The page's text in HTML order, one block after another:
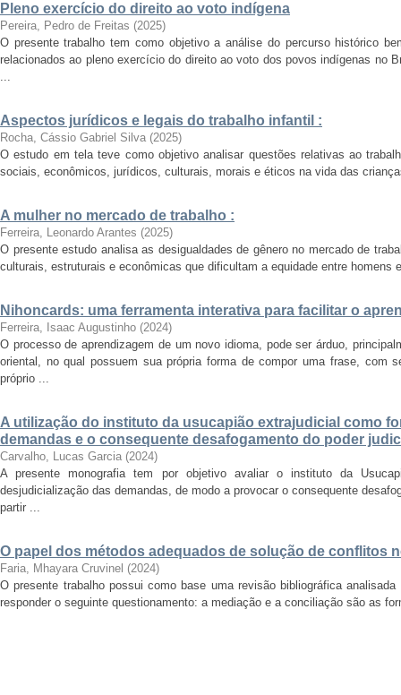
Pleno exercício do direito ao voto indígena
Pereira, Pedro de Freitas (2025)
O presente trabalho tem como objetivo a análise do percurso histórico
relacionados ao pleno exercício do direito ao voto dos povos indígenas no
...
Aspectos jurídicos e legais do trabalho infantil :
Rocha, Cássio Gabriel Silva (2025)
O estudo em tela teve como objetivo analisar questões relativas ao
sociais, econômicos, jurídicos, culturais, morais e éticos na vida das
A mulher no mercado de trabalho :
Ferreira, Leonardo Arantes (2025)
O presente estudo analisa as desigualdades de gênero no mercado de
culturais, estruturais e econômicas que dificultam a equidade entre homens
Nihoncards: uma ferramenta interativa para facilitar o
Ferreira, Isaac Augustinho (2024)
O processo de aprendizagem de um novo idioma, pode ser árduo,
oriental, no qual possuem sua própria forma de compor uma frase, com
próprio ...
A utilização do instituto da usucapião extrajudicial como
demandas e o consequente desafogamento do poder
Carvalho, Lucas Garcia (2024)
A presente monografia tem por objetivo avaliar o instituto da
desjudicialização das demandas, de modo a provocar o consequente
partir ...
O papel dos métodos adequados de solução de conflitos
Faria, Mhayara Cruvinel (2024)
O presente trabalho possui como base uma revisão bibliográfica
responder o seguinte questionamento: a mediação e a conciliação são as